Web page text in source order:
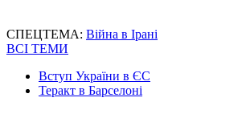
СПЕЦТЕМА: Війна в Ірані
ВСІ ТЕМИ
Вступ України в ЄС
Теракт в Барселоні